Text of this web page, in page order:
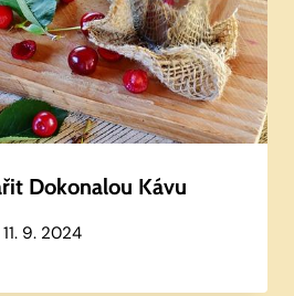
Dokonalou Kávu
11. 9. 2024